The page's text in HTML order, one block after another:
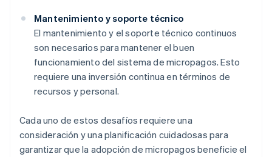
Mantenimiento y soporte técnico
El mantenimiento y el soporte técnico continuos
son necesarios para mantener el buen
funcionamiento del sistema de micropagos. Esto
requiere una inversión continua en términos de
recursos y personal.
Cada uno de estos desafíos requiere una
consideración y una planificación cuidadosas para
garantizar que la adopción de micropagos beneficie el